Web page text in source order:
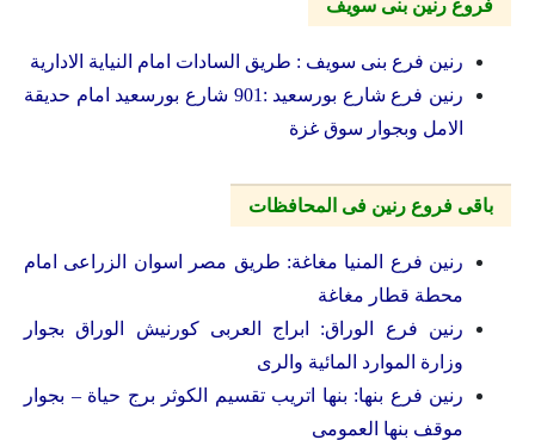
فروع رنين بنى سويف
رنين فرع بنى سويف : طريق السادات امام النياية الادارية
رنين فرع شارع بورسعيد :901 شارع بورسعيد امام حديقة
الامل وبجوار سوق غزة
باقى فروع رنين فى المحافظات
رنين فرع المنيا مغاغة: طريق مصر اسوان الزراعى امام
محطة قطار مغاغة
رنين فرع الوراق: ابراج العربى كورنيش الوراق بجوار
وزارة الموارد المائية والرى
رنين فرع بنها: بنها اتريب تقسيم الكوثر برج حياة – بجوار
موقف بنها العمومى